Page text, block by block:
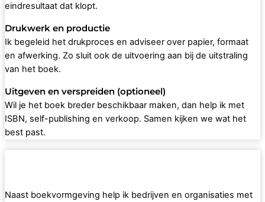
eindresultaat dat klopt.
Drukwerk en productie
Ik begeleid het drukproces en adviseer over papier, formaat
en afwerking. Zo sluit ook de uitvoering aan bij de uitstraling
van het boek.
Uitgeven en verspreiden (optioneel)
Wil je het boek breder beschikbaar maken, dan help ik met
ISBN, self-publishing en verkoop. Samen kijken we wat het
best past.
Naast boekvormgeving help ik bedrijven en organisaties met